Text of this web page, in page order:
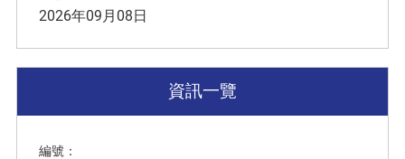
2026年09月08日
資訊一覽
編號：